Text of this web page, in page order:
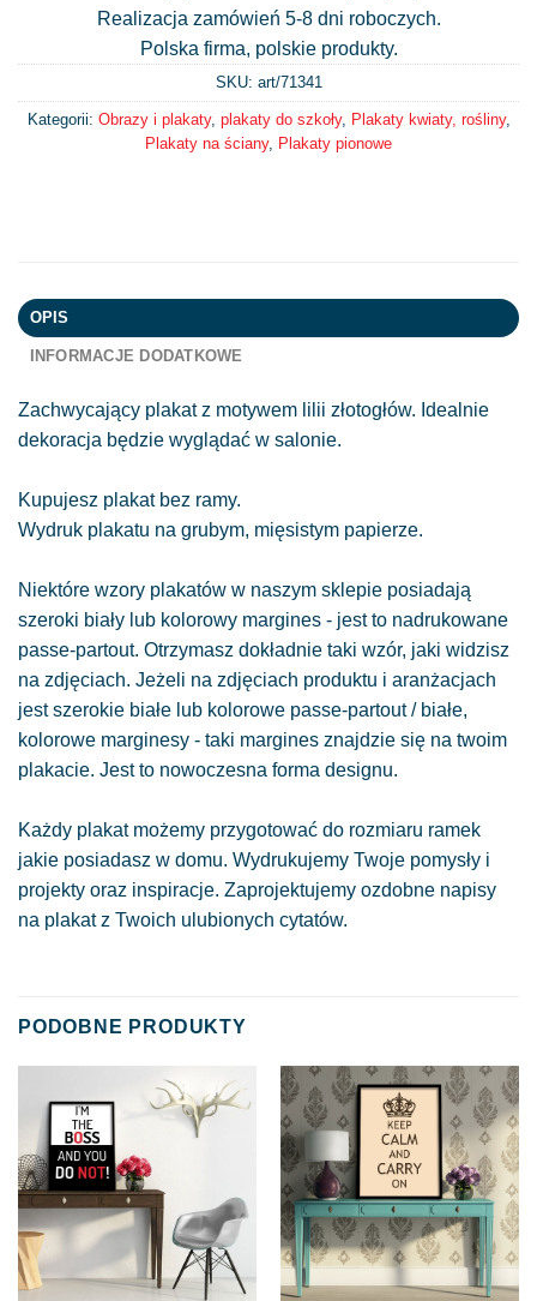
Realizacja zamówień 5-8 dni roboczych.
Polska firma, polskie produkty.
SKU: art/71341
Kategorii: Obrazy i plakaty, plakaty do szkoły, Plakaty kwiaty, rośliny,
Plakaty na ściany, Plakaty pionowe
OPIS
INFORMACJE DODATKOWE
Zachwycający plakat z motywem lilii złotogłów. Idealnie
dekoracja będzie wyglądać w salonie.
Kupujesz plakat bez ramy.
Wydruk plakatu na grubym, mięsistym papierze.
Niektóre wzory plakatów w naszym sklepie posiadają
szeroki biały lub kolorowy margines - jest to nadrukowane
passe-partout. Otrzymasz dokładnie taki wzór, jaki widzisz
na zdjęciach. Jeżeli na zdjęciach produktu i aranżacjach
jest szerokie białe lub kolorowe passe-partout / białe,
kolorowe marginesy - taki margines znajdzie się na twoim
plakacie. Jest to nowoczesna forma designu.
Każdy plakat możemy przygotować do rozmiaru ramek
jakie posiadasz w domu. Wydrukujemy Twoje pomysły i
projekty oraz inspiracje. Zaprojektujemy ozdobne napisy
na plakat z Twoich ulubionych cytatów.
PODOBNE PRODUKTY